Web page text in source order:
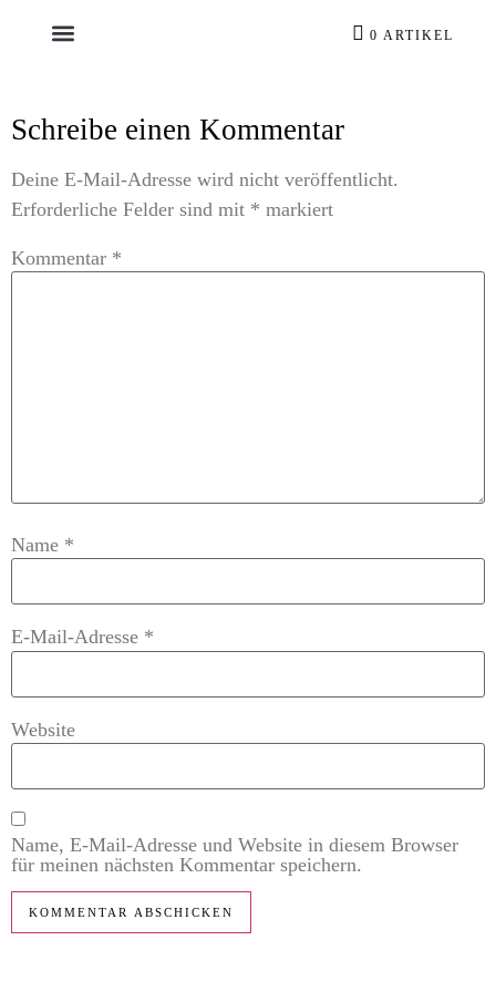
0 ARTIKEL
Schreibe einen Kommentar
Deine E-Mail-Adresse wird nicht veröffentlicht.
Erforderliche Felder sind mit * markiert
Kommentar *
Name *
E-Mail-Adresse *
Website
Name, E-Mail-Adresse und Website in diesem Browser
für meinen nächsten Kommentar speichern.